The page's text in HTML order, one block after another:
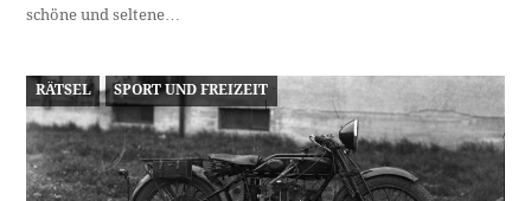
schöne und seltene…
RÄTSEL SPORT UND FREIZEIT